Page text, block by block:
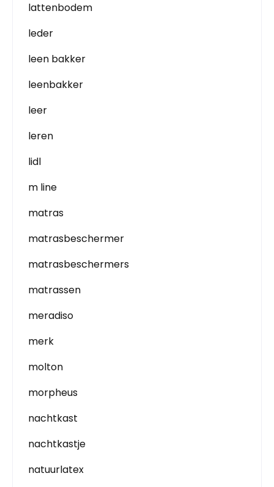
lattenbodem
leder
leen bakker
leenbakker
leer
leren
lidl
m line
matras
matrasbeschermer
matrasbeschermers
matrassen
meradiso
merk
molton
morpheus
nachtkast
nachtkastje
natuurlatex